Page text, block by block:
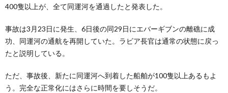
400隻以上が、全て同運河を通過したと発表した。
事故は3月23日に発生、6日後の同29日にエバーギブンの離礁に成
功、同運河の通航を再開していた。ラビア長官は通常の状態に戻っ
たと説明している。
ただ、事故後、新たに同運河へ到着した船舶が100隻以上あるもよ
う。完全な正常化にはさらに時間を要しそうだ。